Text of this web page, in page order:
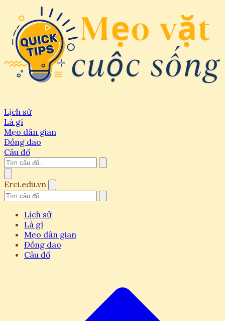
Lịch sử
Là gì
Mẹo dân gian
Đồng dao
Câu đố
Erci.edu.vn
Lịch sử
Là gì
Mẹo dân gian
Đồng dao
Câu đố